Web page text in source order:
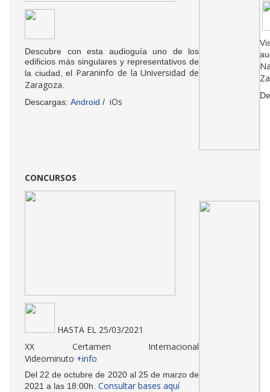
Descubre con esta audioguía uno de los
edificios más singulares y representativos de
la ciudad, el Paraninfo de la Universidad de
Zaragoza
Descargas: Android / iOs
CONCURSOS
HASTA EL 25/03/2021
XX Certamen Internacional
Videominuto +info
Del 22 de octubre de 2020 al 25 de marzo de
2021 a las 18:00h. Consultar bases aquí